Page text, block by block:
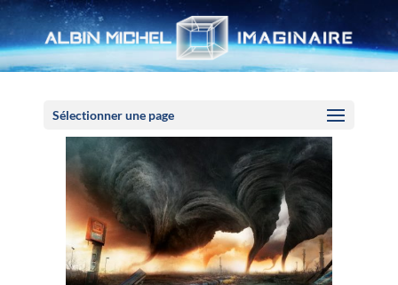
Sélectionner une page
Panneau de gestion des cookies